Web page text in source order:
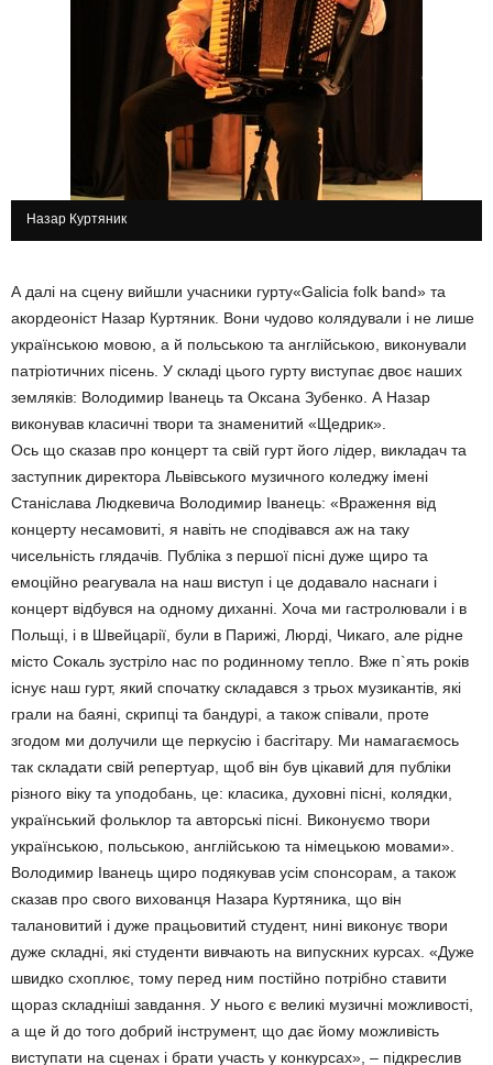
Назар Куртяник
А далі на сцену вийшли учасники гурту«Galicia folk band» та
акордеоніст Назар Куртяник. Вони чудово колядували і не лише
українською мовою, а й польською та англійською, виконували
патріотичних пісень. У складі цього гурту виступає двоє наших
земляків: Володимир Іванець та Оксана Зубенко. А Назар
виконував класичні твори та знаменитий «Щедрик».
Ось що сказав про концерт та свій гурт його лідер, викладач та
заступник директора Львівського музичного коледжу імені
Станіслава Людкевича Володимир Іванець: «Враження від
концерту несамовиті, я навіть не сподівався аж на таку
чисельність глядачів. Публіка з першої пісні дуже щиро та
емоційно реагувала на наш виступ і це додавало наснаги і
концерт відбувся на одному диханні. Хоча ми гастролювали і в
Польщі, і в Швейцарії, були в Парижі, Люрді, Чикаго, але рідне
місто Сокаль зустріло нас по родинному тепло. Вже п`ять років
існує наш гурт, який спочатку складався з трьох музикантів, які
грали на баяні, скрипці та бандурі, а також співали, проте
згодом ми долучили ще перкусію і басгітару. Ми намагаємось
так складати свій репертуар, щоб він був цікавий для публіки
різного віку та уподобань, це: класика, духовні пісні, колядки,
український фольклор та авторські пісні. Виконуємо твори
українською, польською, англійською та німецькою мовами».
Володимир Іванець щиро подякував усім спонсорам, а також
сказав про свого вихованця Назара Куртяника, що він
талановитий і дуже працьовитий студент, нині виконує твори
дуже складні, які студенти вивчають на випускних курсах. «Дуже
швидко схоплює, тому перед ним постійно потрібно ставити
щораз складніші завдання. У нього є великі музичні можливості,
а ще й до того добрий інструмент, що дає йому можливість
виступати на сценах і брати участь у конкурсах», – підкреслив